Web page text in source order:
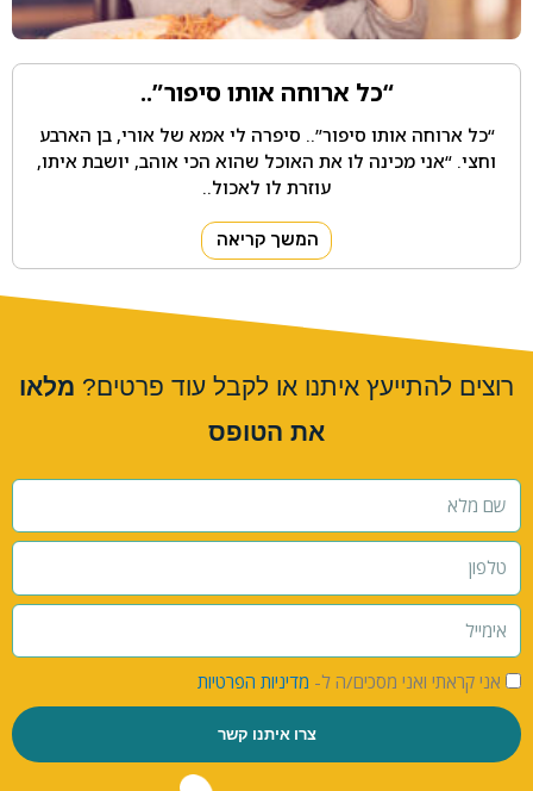
“כל ארוחה אותו סיפור”..
“כל ארוחה אותו סיפור”.. סיפרה לי אמא של אורי, בן הארבע
וחצי. “אני מכינה לו את האוכל שהוא הכי אוהב, יושבת איתו,
עוזרת לו לאכול..
המשך קריאה
רוצים להתייעץ איתנו או לקבל עוד פרטים? מלאו
את הטופס
אני קראתי ואני מסכים/ה ל- מדיניות הפרטיות
צרו איתנו קשר